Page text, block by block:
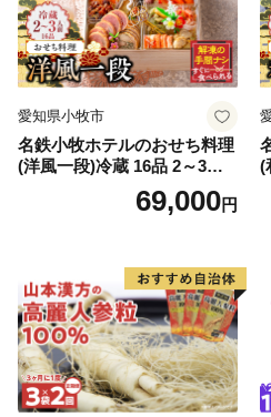
愛知県小牧市
名鉄小牧ホテルのおせち料理
(洋風一段)冷蔵 16品 2～3人
前 2027年【数量限定 お申込
期限12/15】 解凍不要 ホテル
人気 新春 迎春おせち 定番お
せち 本格おせち 洋風おせち
縁起物おせち 12月31日 お届
け お正月 お取り寄せ
69,000円
(